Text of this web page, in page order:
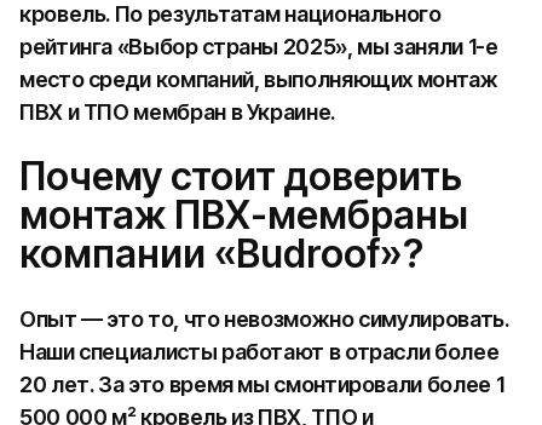
кровель. По результатам национального
рейтинга «Выбор страны 2025», мы заняли 1-е
место среди компаний, выполняющих монтаж
ПВХ и ТПО мембран в Украине.
Почему стоит доверить
монтаж ПВХ-мембраны
компании «Budroof»?
Опыт — это то, что невозможно симулировать.
Наши специалисты работают в отрасли более
20 лет. За это время мы смонтировали более 1
500 000 м² кровель из ПВХ, ТПО и